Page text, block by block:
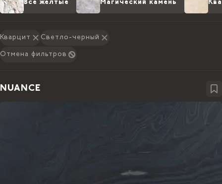
Все желтые Магический камень
Кварцит Светло-черный
Отмена фильтров
NUANCE